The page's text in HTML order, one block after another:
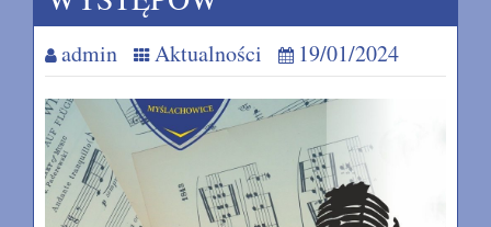
admin Aktualności 19/01/2024